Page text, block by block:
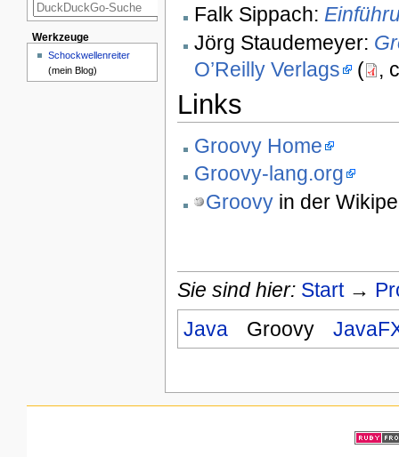
Falk Sippach:
Jörg Staudemeyer:
O’Reilly Verlags ( ,
Links
Groovy Home
Groovy-lang.org
Groovyin der
Sie sind hier: Start→
Java
Groovy
Werkzeuge
Schockwellenreiter
(mein Blog)